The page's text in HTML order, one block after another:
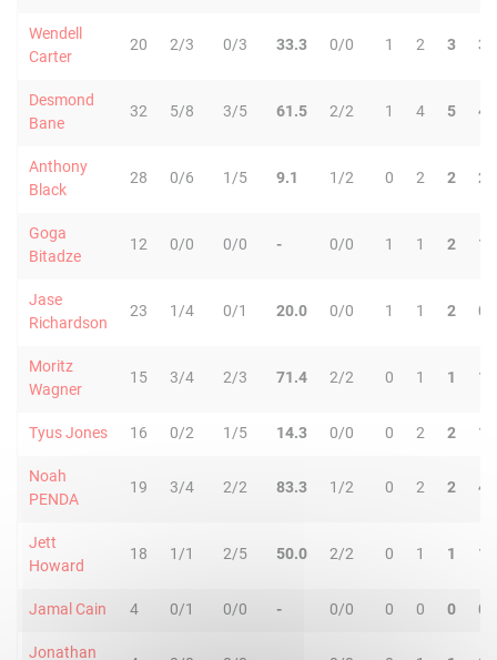
Wendell
Carter
20 2/3 0/3 33.3 0/0 1 2 3 3
Desmond
Bane
32 5/8 3/5 61.5 2/2 1 4 5 4
Anthony
Black
28 0/6 1/5 9.1 1/2 0 2 2 2
Goga
Bitadze
12 0/0 0/0 - 0/0 1 1 2 1
Jase
Richardson
23 1/4 0/1 20.0 0/0 1 1 2 0
Moritz
Wagner
15 3/4 2/3 71.4 2/2 0 1 1 1
Tyus Jones 16 0/2 1/5 14.3 0/0 0 2 2 1
Noah
PENDA
19 3/4 2/2 83.3 1/2 0 2 2 4
Jett
Howard
18 1/1 2/5 50.0 2/2 0 1 1 1
Jamal Cain 4 0/1 0/0 - 0/0 0 0 0 0
Jonathan